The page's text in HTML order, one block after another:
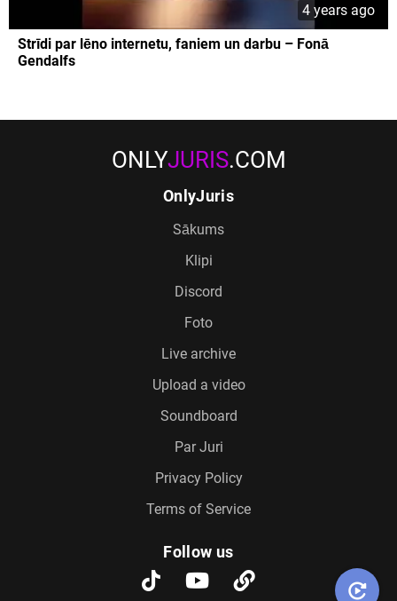
4 years ago
Strīdi par lēno internetu, faniem un darbu – Fonā
Gendalfs
ONLYJURIS.COM
OnlyJuris
Sākums
Klipi
Discord
Foto
Live archive
Upload a video
Soundboard
Par Juri
Privacy Policy
Terms of Service
Follow us